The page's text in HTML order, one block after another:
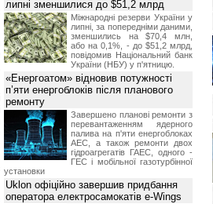
липні зменшилися до $51,2 млрд
Міжнародні резерви України у
липні, за попередніми даними,
зменшились на $70,4 млн,
або на 0,1%, - до $51,2 млрд,
повідомив Національний банк
України (НБУ) у п'ятницю.
«Енергоатом» відновив потужності
п’яти енергоблоків після планового
ремонту
Завершено планові ремонти з
перевантаженням ядерного
палива на п'яти енергоблоках
АЕС, а також ремонти двох
гідроагрегатів ГАЕС, одного -
ГЕС і мобільної газотурбінної
установки
Uklon офіційно завершив придбання
оператора електросамокатів e-Wings